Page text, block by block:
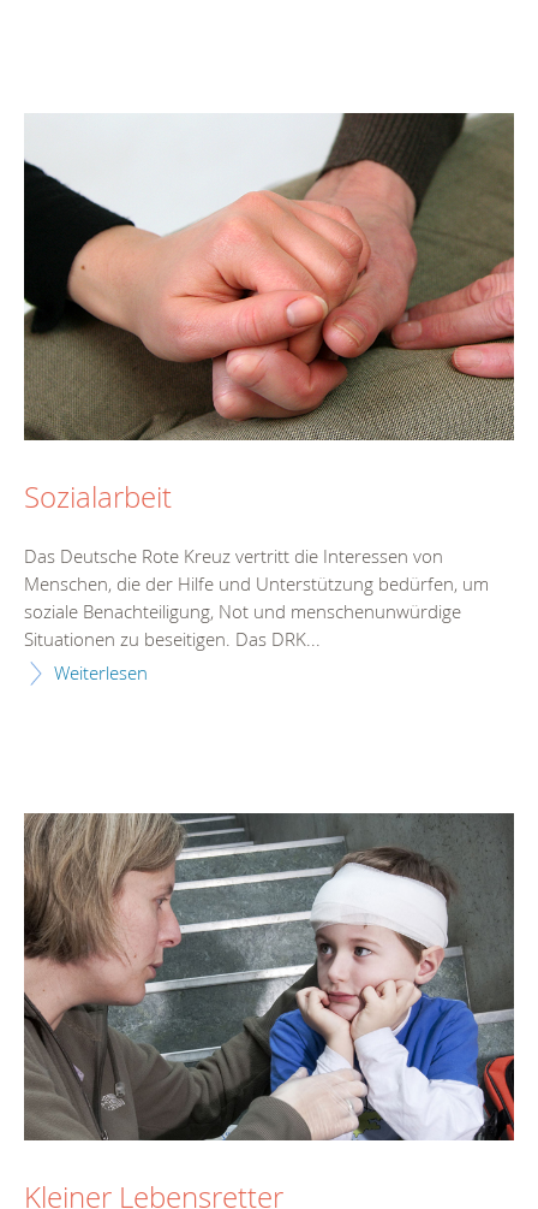
Sozialarbeit
Das Deutsche Rote Kreuz vertritt die Interessen von
Menschen, die der Hilfe und Unterstützung bedürfen, um
soziale Benachteiligung, Not und menschenunwürdige
Situationen zu beseitigen. Das DRK...
Weiterlesen
Kleiner Lebensretter